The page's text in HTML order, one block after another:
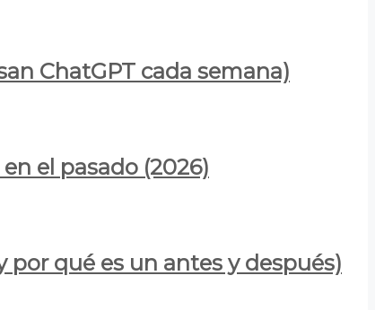
ChatGPT cada semana)
el pasado (2026)
qué es un antes y después)